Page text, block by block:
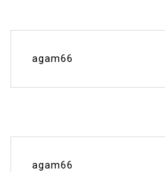
agam66
agam66